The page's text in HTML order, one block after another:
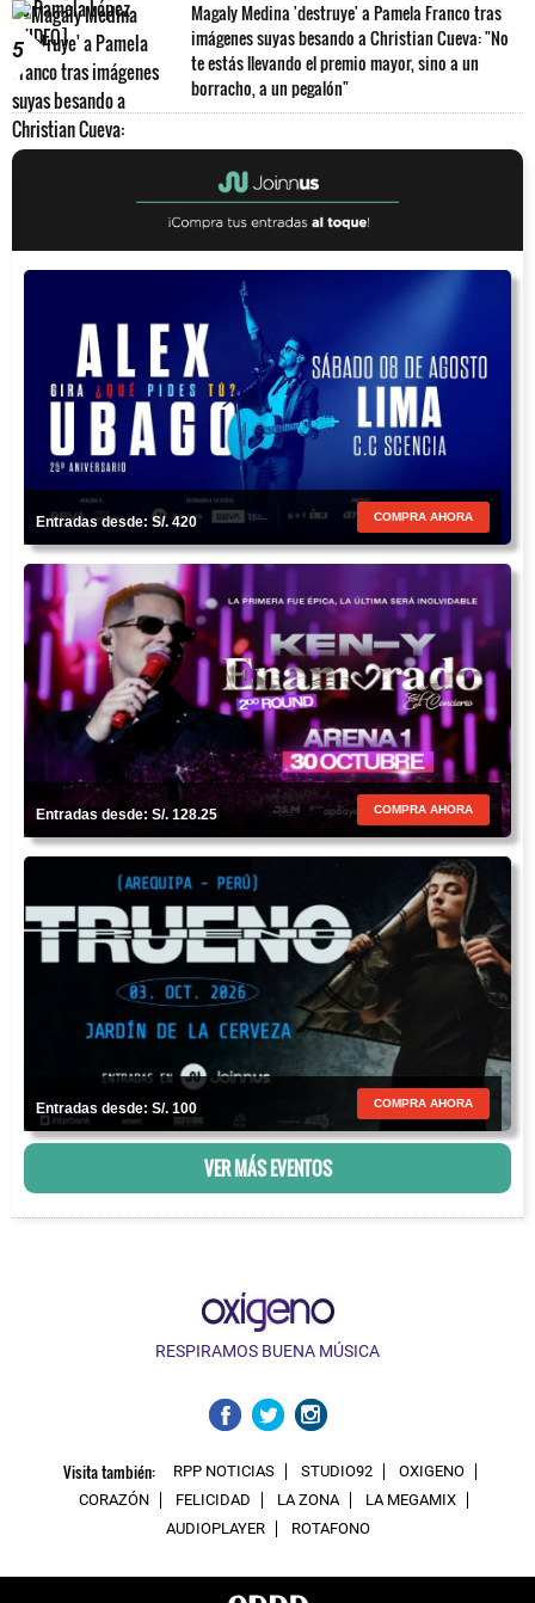
5
Magaly Medina 'destruye' a Pamela Franco tras
imágenes suyas besando a Christian Cueva: "No
te estás llevando el premio mayor, sino a un
borracho, a un pegalón"
Entradas desde: S/. 420 COMPRA AHORA
Entradas desde: S/. 128.25 COMPRA AHORA
Entradas desde: S/. 100 COMPRA AHORA
VER MÁS EVENTOS
RESPIRAMOS BUENA MÚSICA
Visita también: RPP NOTICIAS STUDIO92
OXIGENO
CORAZÓN
FELICIDAD LA ZONA
LA MEGAMIX
AUDIOPLAYER
ROTAFONO